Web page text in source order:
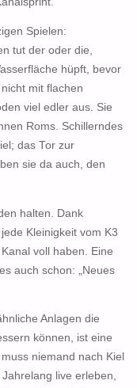
Spielen:
tut der oder die,
hüpft, bevor
mit flachen
viel edler aus. Sie
Roms. Schillerndes
das Tor zur
sie da auch, den
halten. Dank
Kleinigkeit vom K3
voll haben. Eine
auch schon: „Neues
Anlagen die
können, ist eine
niemand nach Kiel
live erleben,